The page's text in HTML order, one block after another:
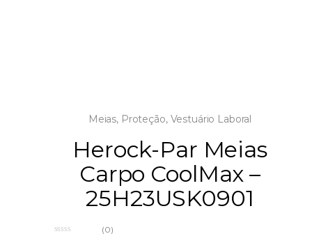
Meias, Proteção, Vestuário Laboral
Herock-Par Meias
Carpo CoolMax –
25H23USK0901
(0)